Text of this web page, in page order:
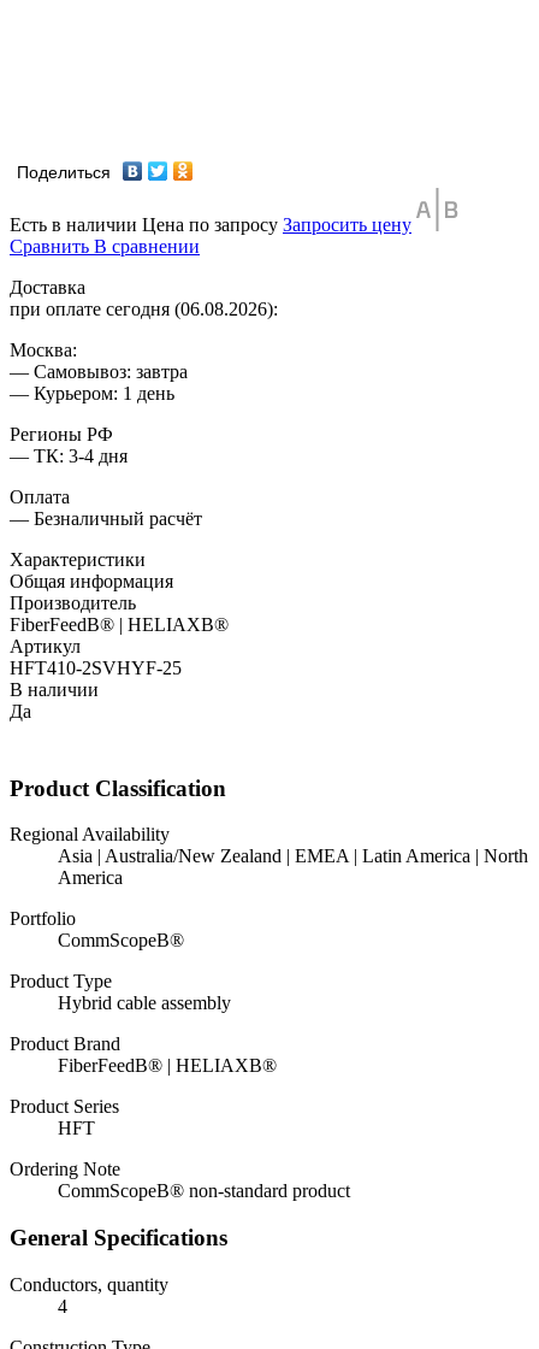
Поделиться
Есть в наличии Цена по запросу Запросить цену
Сравнить В сравнении
Доставка
при оплате сегодня (06.08.2026):
Москва:
— Самовывоз: завтра
— Курьером: 1 день
Регионы РФ
— ТК: 3-4 дня
Оплата
— Безналичный расчёт
Характеристики
Общая информация
Производитель
FiberFeedВ® | HELIAXВ®
Артикул
HFT410-2SVHYF-25
В наличии
Да
Product Classification
Regional Availability
Asia | Australia/New Zealand | EMEA | Latin America | North
America
Portfolio
CommScopeВ®
Product Type
Hybrid cable assembly
Product Brand
FiberFeedВ® | HELIAXВ®
Product Series
HFT
Ordering Note
CommScopeВ® non-standard product
General Specifications
Conductors, quantity
4